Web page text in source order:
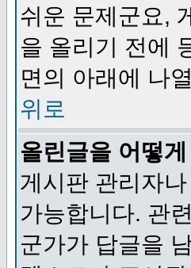
쉬운 문제군요,
을 올리기 전에
면의 아래에 나
위로
올린글을 어떻
게시판 관리자
가능합니다. 관
군가가 답글을